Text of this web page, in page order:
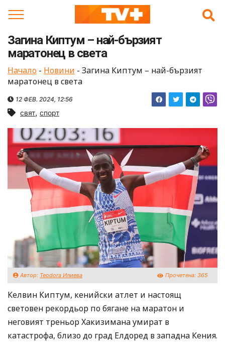
Загина Киптум – най-бързият
маратонец в света
Начало - Новини - Загина Киптум – най-бързият
маратонец в света
12 ФЕВ. 2024, 12:56
свят, спорт
Автор: Teodora Илиева Прочетена: 365
Келвин Киптум, кенийски атлет и настоящ
световен рекордьор по бягане на маратон и
неговият треньор Хакизимана умират в
катастрофа, близо до град Елдоред в западна Кения.